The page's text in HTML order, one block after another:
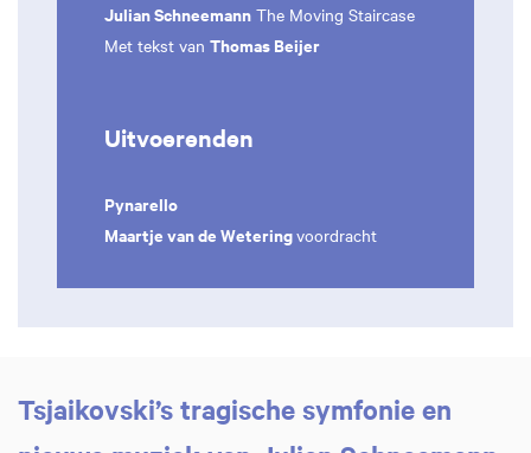
Julian Schneemann The Moving Staircase
Met tekst van Thomas Beijer
Uitvoerenden
Pynarello
Maartje van de Weteringvoordracht
Tsjaikovski’s tragische symfonie en